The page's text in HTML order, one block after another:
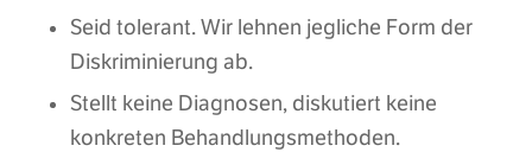
Seid tolerant. Wir lehnen jegliche Form der
Diskriminierung ab.
Stellt keine Diagnosen, diskutiert keine
konkreten Behandlungsmethoden.